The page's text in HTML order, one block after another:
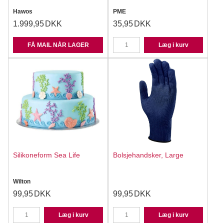
Hawos
1.999,95 DKK
FÅ MAIL NÅR LAGER
PME
35,95 DKK
Læg i kurv
Silikoneform Sea Life
Wilton
99,95 DKK
Læg i kurv
Bolsjehandsker, Large
99,95 DKK
Læg i kurv